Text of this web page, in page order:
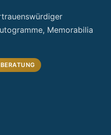
Memorabilia